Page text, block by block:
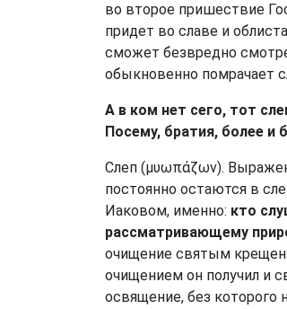
во второе пришествие
придет во славе и
сможет безвредно
обыкновенно помрачает
А в ком нет сего, тот
Посему, братия, более и
Слеп (μυωπάζων).
постоянно остаются в
Иаковом, именно: кто
рассматривающему
очищение святым
очищением он получил и
освящение, без которого